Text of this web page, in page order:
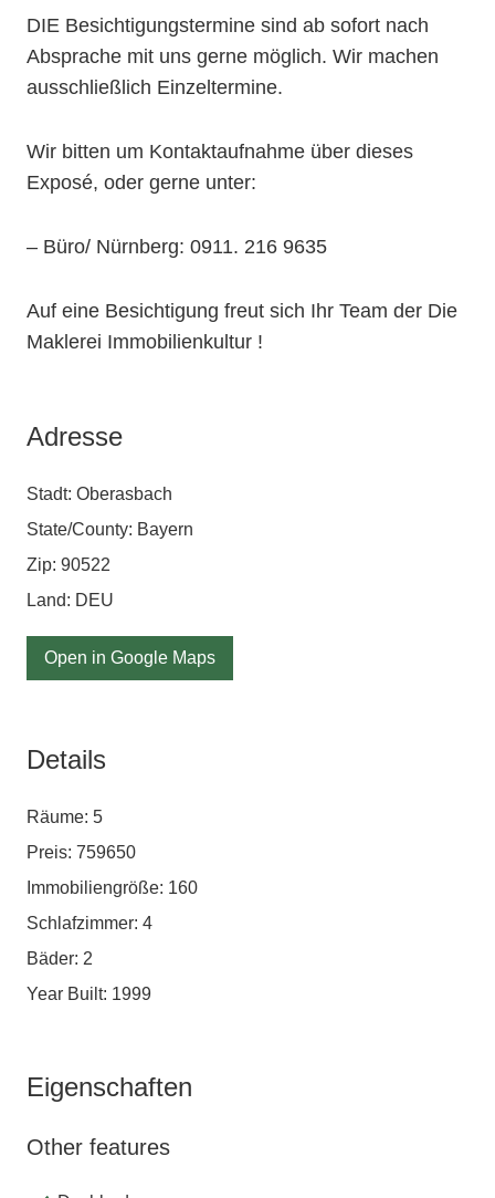
DIE Besichtigungstermine sind ab sofort nach
Absprache mit uns gerne möglich. Wir machen
ausschließlich Einzeltermine.
Wir bitten um Kontaktaufnahme über dieses
Exposé, oder gerne unter:
– Büro/ Nürnberg: 0911. 216 9635
Auf eine Besichtigung freut sich Ihr Team der Die
Maklerei Immobilienkultur !
Adresse
Stadt: Oberasbach
State/County: Bayern
Zip: 90522
Land: DEU
Open in Google Maps
Details
Räume: 5
Preis: 759650
Immobiliengröße: 160
Schlafzimmer: 4
Bäder: 2
Year Built: 1999
Eigenschaften
Other features